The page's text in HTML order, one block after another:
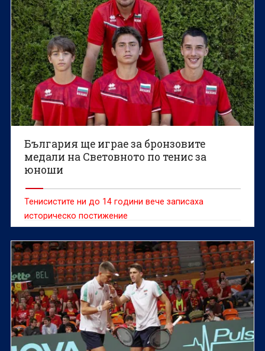
България ще играе за бронзовите
медали на Световното по тенис за
юноши
Тенисистите ни до 14 години вече записаха
историческо постижение